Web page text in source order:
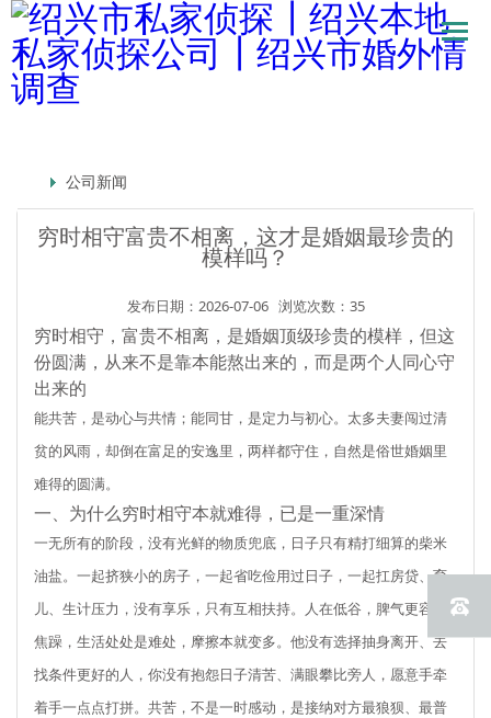
公司新闻
穷时相守富贵不相离，这才是婚姻最珍贵的
模样吗？
发布日期：2026-07-06 浏览次数：35
穷时相守，富贵不相离，是婚姻顶级珍贵的模样，但这
份圆满，从来不是靠本能熬出来的，而是两个人同心守
出来的
能共苦，是动心与共情；能同甘，是定力与初心。太多夫妻闯过清
贫的风雨，却倒在富足的安逸里，两样都守住，自然是俗世婚姻里
难得的圆满。
一、为什么穷时相守本就难得，已是一重深情
一无所有的阶段，没有光鲜的物质兜底，日子只有精打细算的柴米
油盐。一起挤狭小的房子，一起省吃俭用过日子，一起扛房贷、育
儿、生计压力，没有享乐，只有互相扶持。人在低谷，脾气更容易
焦躁，生活处处是难处，摩擦本就变多。他没有选择抽身离开、去
找条件更好的人，你没有抱怨日子清苦、满眼攀比旁人，愿意手牵
着手一点点打拼。共苦，不是一时感动，是接纳对方最狼狈、最普